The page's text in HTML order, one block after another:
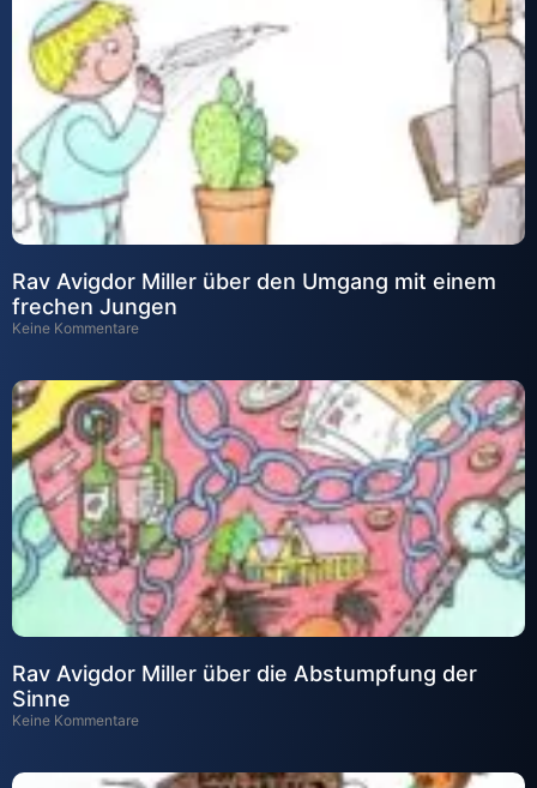
Rav Avigdor Miller über den Umgang mit einem
frechen Jungen
Keine Kommentare
Rav Avigdor Miller über die Abstumpfung der
Sinne
Keine Kommentare